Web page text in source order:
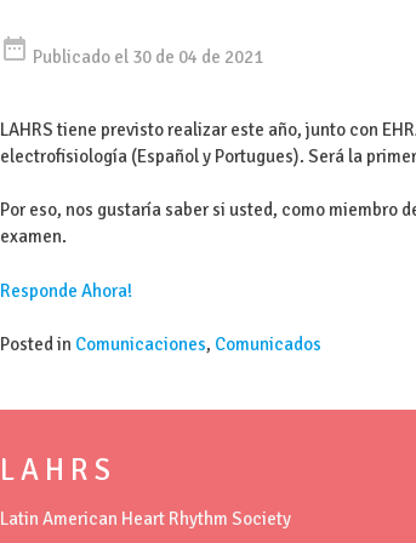
date_range Publicado el 30 de 04 de 2021
LAHRS tiene previsto realizar este año, junto con
electrofisiología (Español y Portugues). Será la
Por eso, nos gustaría saber si usted, como miembro
examen.
Responde Ahora!
Posted in Comunicaciones, Comunicados
L A H R S
Latin American Heart Rhythm Society